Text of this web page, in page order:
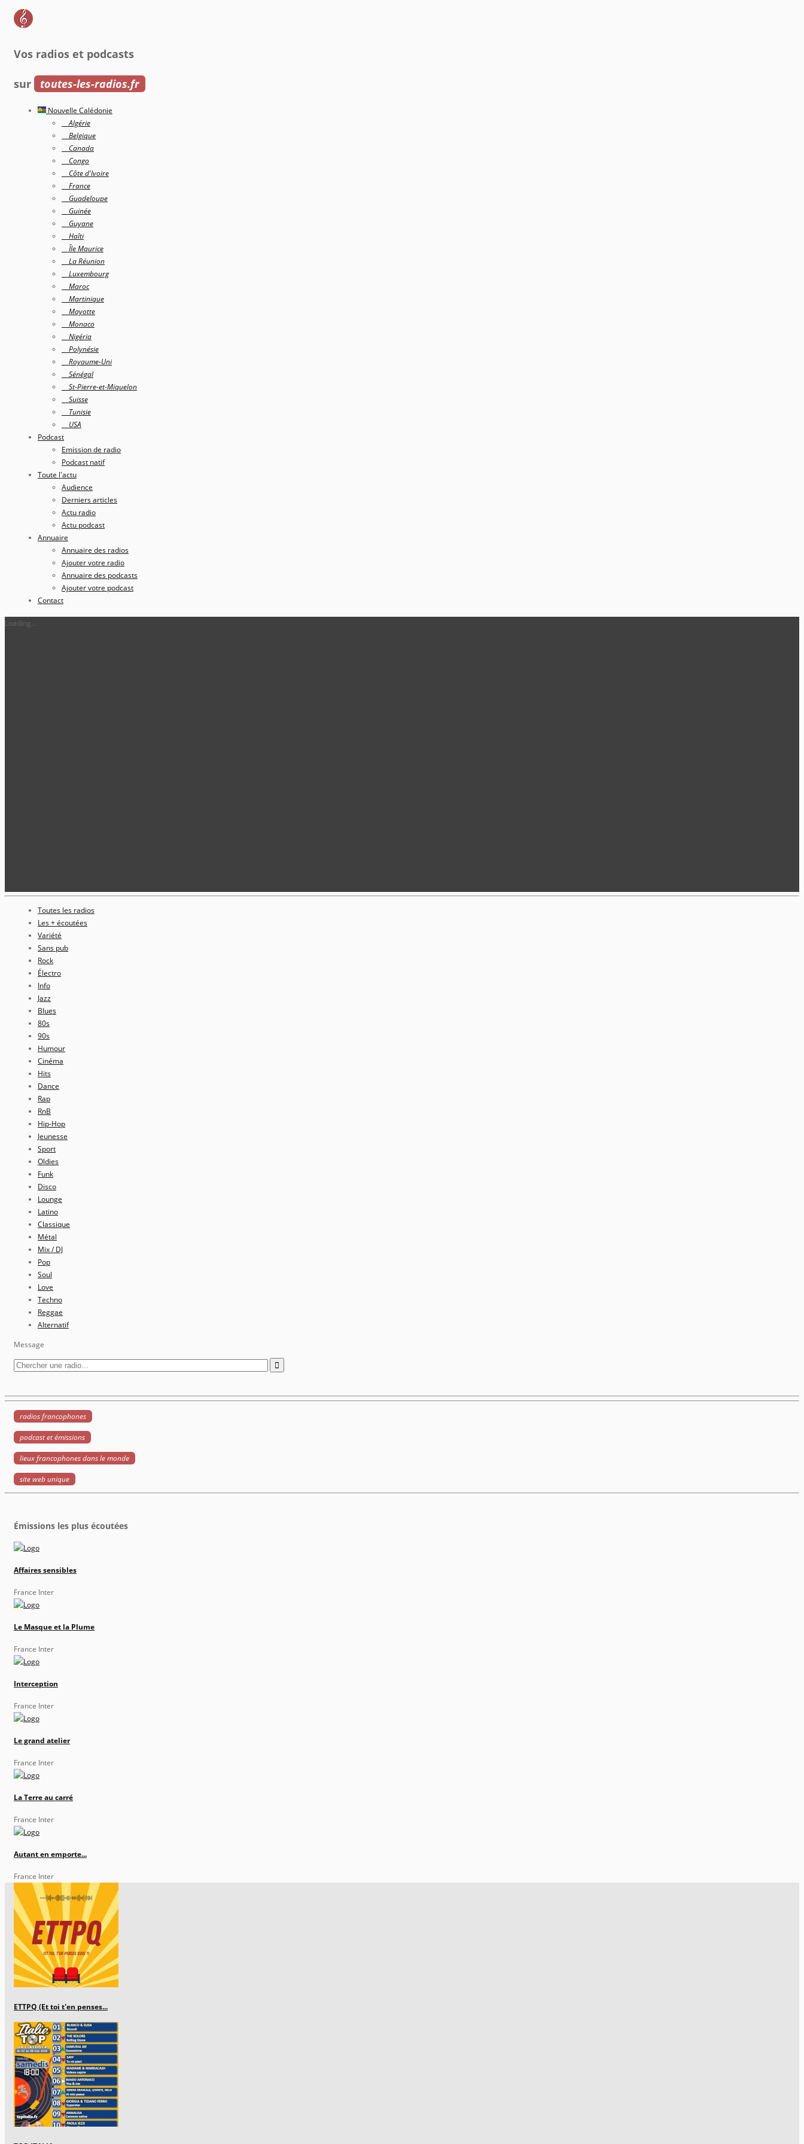
Vos radios et podcasts
sur toutes-les-radios.fr
Nouvelle Calédonie
Algérie
Belgique
Canada
Congo
Côte d'Ivoire
France
Guadeloupe
Guinée
Guyane
Haîti
Île Maurice
La Réunion
Luxembourg
Maroc
Martinique
Mayotte
Monaco
Nigéria
Polynésie
Royaume-Uni
Sénégal
St-Pierre-et-Miquelon
Suisse
Tunisie
USA
Podcast
Emission de radio
Podcast natif
Toute l'actu
Audience
Derniers articles
Actu radio
Actu podcast
Annuaire
Annuaire des radios
Ajouter votre radio
Annuaire des podcasts
Ajouter votre podcast
Contact
Loading...
Toutes les radios
Les + écoutées
Variété
Sans pub
Rock
Électro
Info
Jazz
Blues
80s
90s
Humour
Cinéma
Hits
Dance
Rap
RnB
Hip-Hop
Jeunesse
Sport
Oldies
Funk
Disco
Lounge
Latino
Classique
Métal
Mix / DJ
Pop
Soul
Love
Techno
Reggae
Alternatif
Message
radios francophones
podcast et émissions
lieux francophones dans le monde
site web unique
Émissions les plus écoutées
Affaires sensibles
France Inter
Le Masque et la Plume
France Inter
Interception
France Inter
Le grand atelier
France Inter
La Terre au carré
France Inter
Autant en emporte...
France Inter
ETTPQ (Et toi t'en penses...